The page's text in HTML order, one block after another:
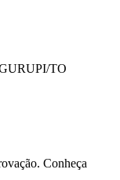
TO
Conheça